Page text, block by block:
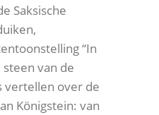
Saksische
“In
van de
vertellen over de
Königstein: van